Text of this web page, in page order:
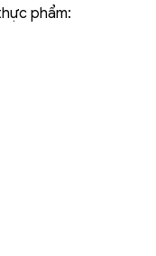
phẩm: